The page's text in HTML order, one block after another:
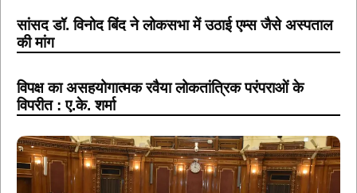
सांसद डॉ. विनोद बिंद ने लोकसभा में उठाई एम्स जैसे अस्पताल
की मांग
विपक्ष का असहयोगात्मक रवैया लोकतांत्रिक परंपराओं के
विपरीत : ए.के. शर्मा